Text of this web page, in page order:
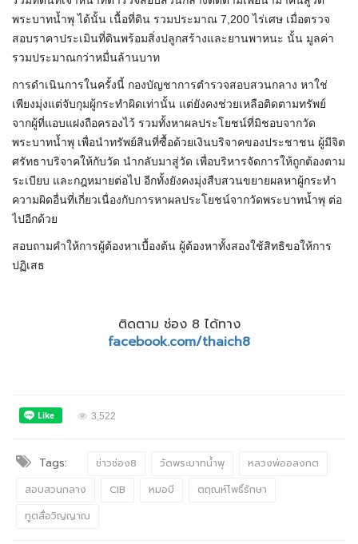
พระบาทน้ำพุ ได้นั้น เนื้อที่ดิน รวมประมาณ 7,200 ไร่เศษ เมื่อตรวจ
สอบราคาประเมินที่ดินพร้อมสิ่งปลูกสร้างและยานพาหนะ นั้น มูลค่า
รวมประมาณกว่าหมื่นล้านบาท
การดำเนินการในครั้งนี้ กองบัญชาการตำรวจสอบสวนกลาง หาใช่
เพียงมุ่งแต่จับกุมผู้กระทำผิดเท่านั้น แต่ยังคงช่วยเหลือติดตามทรัพย์
จากผู้ที่แอบแฝงถือครองไว้ รวมทั้งหาผลประโยชน์ที่มิชอบจากวัด
พระบาทน้ำพุ เพื่อนำทรัพย์สินที่ซื้อด้วยเงินบริจาคของประชาชน ผู้มีจิต
ศรัทธาบริจาคให้กับวัด นำกลับมาสู่วัด เพื่อบริหารจัดการให้ถูกต้องตาม
ระเบียบ และกฎหมายต่อไป อีกทั้งยังคงมุ่งสืบสวนขยายผลหาผู้กระทำ
ความผิดอื่นที่เกี่ยวเนื่องกับการหาผลประโยชน์จากวัดพระบาทน้ำพุ ต่อ
ไปอีกด้วย
สอบถามคำให้การผู้ต้องหาเบื้องต้น ผู้ต้องหาทั้งสองใช้สิทธิขอให้การ
ปฏิเสธ
ติดตาม ช่อง 8 ได้ทาง
facebook.com/thaich8
3,522
Tags: ข่าวช่อง8 วัดพระบาทน้ำพุ
หลวงพ่ออลงกต
สอบสวนกลาง
CIB หมอบี
ตฤณห์โพธิ์รักษา
ทูตสื่อวิญญาณ